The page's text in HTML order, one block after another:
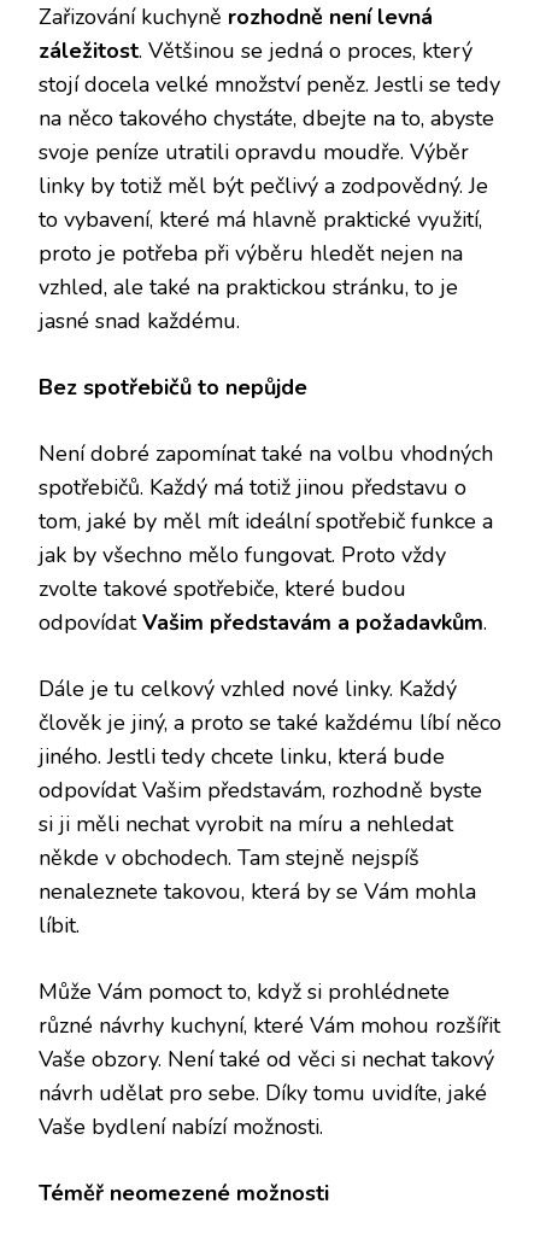
Zařizování kuchyně rozhodně není levná
záležitost. Většinou se jedná o proces, který
stojí docela velké množství peněz. Jestli se tedy
na něco takového chystáte, dbejte na to, abyste
svoje peníze utratili opravdu moudře. Výběr
linky by totiž měl být pečlivý a zodpovědný. Je
to vybavení, které má hlavně praktické využití,
proto je potřeba při výběru hledět nejen na
vzhled, ale také na praktickou stránku, to je
jasné snad každému.
Bez spotřebičů to nepůjde
Není dobré zapomínat také na volbu vhodných
spotřebičů. Každý má totiž jinou představu o
tom, jaké by měl mít ideální spotřebič funkce a
jak by všechno mělo fungovat. Proto vždy
zvolte takové spotřebiče, které budou
odpovídatVašim představám a požadavkům.
Dále je tu celkový vzhled nové linky. Každý
člověk je jiný, a proto se také každému líbí něco
jiného. Jestli tedy chcete linku, která bude
odpovídat Vašim představám, rozhodně byste
si ji měli nechat vyrobit na míru a nehledat
někde v obchodech. Tam stejně nejspíš
nenaleznete takovou, která by se Vám mohla
líbit.
Může Vám pomoct to, když si prohlédnete
různé návrhy kuchyní, které Vám mohou rozšířit
Vaše obzory. Není také od věci si nechat takový
návrh udělat pro sebe. Díky tomu uvidíte, jaké
Vaše bydlení nabízí možnosti.
Téměř neomezené možnosti